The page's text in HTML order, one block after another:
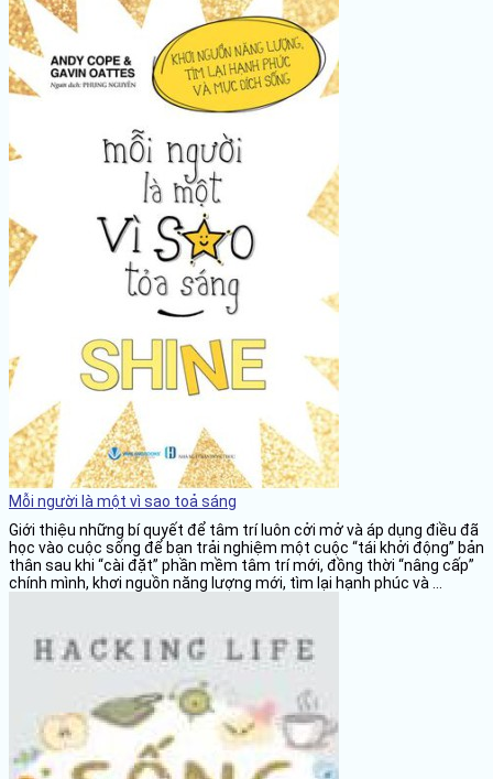
Mỗi người là một vì sao toả sáng
Giới thiệu những bí quyết để tâm trí luôn cởi mở và áp dụng điều đã
học vào cuộc sống để bạn trải nghiệm một cuộc “tái khởi động” bản
thân sau khi “cài đặt” phần mềm tâm trí mới, đồng thời “nâng cấp”
chính mình, khơi nguồn năng lượng mới, tìm lại hạnh phúc và ...